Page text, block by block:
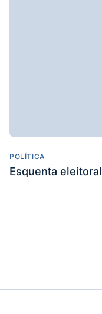
POLÍTICA
Esquenta eleitoral